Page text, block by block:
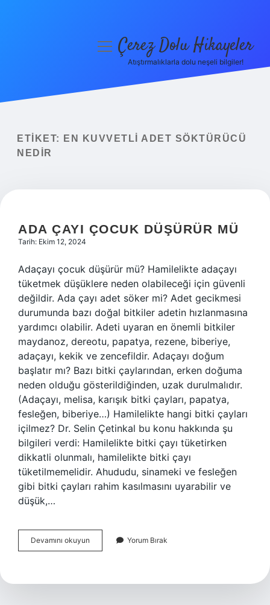
Yasal Uyarı
menüyüÇerez Dolu Hikayeler
Atıştırmalıklarla dolu neşeli bilgiler!
ETIKET:
EN KUVVETLI ADET SÖKTÜRÜCÜ
NEDIR
ADA ÇAYI ÇOCUK DÜŞÜRÜR MÜ
Tarih: Ekim 12, 2024
Adaçayı çocuk düşürür mü? Hamilelikte adaçayı
tüketmek düşüklere neden olabileceği için güvenli
değildir. Ada çayı adet söker mi? Adet gecikmesi
durumunda bazı doğal bitkiler adetin hızlanmasına
yardımcı olabilir. Adeti uyaran en önemli bitkiler
maydanoz, dereotu, papatya, rezene, biberiye,
adaçayı, kekik ve zencefildir. Adaçayı doğum
başlatır mı? Bazı bitki çaylarından, erken doğuma
neden olduğu gösterildiğinden, uzak durulmalıdır.
(Adaçayı, melisa, karışık bitki çayları, papatya,
fesleğen, biberiye…) Hamilelikte hangi bitki çayları
içilmez? Dr. Selin Çetinkal bu konu hakkında şu
bilgileri verdi: Hamilelikte bitki çayı tüketirken
dikkatli olunmalı, hamilelikte bitki çayı
tüketilmemelidir. Ahududu, sinameki ve fesleğen
gibi bitki çayları rahim kasılmasını uyarabilir ve
düşük,…
Devamını okuyun
Çayı
Mü
Yorum Bırak